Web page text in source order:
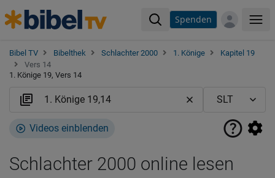
Spenden
Bibel TV Bibelthek Schlachter 2000 1. Könige
Kapitel 19
Vers 14
1. Könige 19, Vers 14
Videos einblenden
Schlachter 2000 online lesen